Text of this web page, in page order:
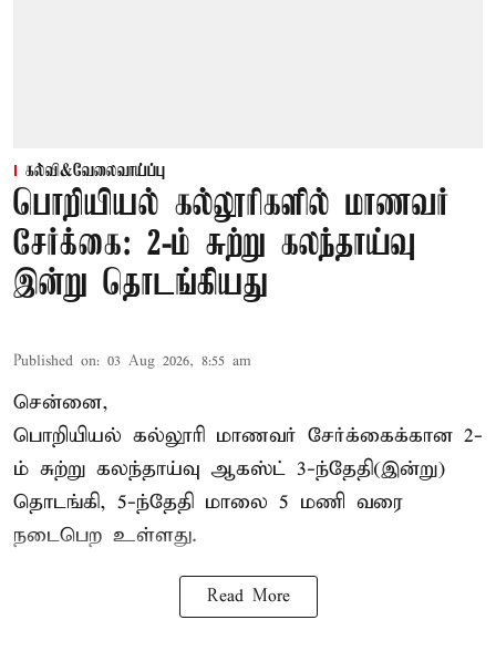
கல்வி&வேலைவாய்ப்பு
பொறியியல் கல்லூரிகளில் மாணவர்
சேர்க்கை: 2-ம் சுற்று கலந்தாய்வு
இன்று தொடங்கியது
Published on: 03 Aug 2026, 8:55 am
சென்னை,
பொறியியல் கல்லூரி மாணவர் சேர்க்கைக்கான 2-
ம் சுற்று கலந்தாய்வு ஆகஸ்ட் 3-ந்தேதி(இன்று)
தொடங்கி, 5-ந்தேதி மாலை 5 மணி வரை
நடைபெற உள்ளது.
Read More